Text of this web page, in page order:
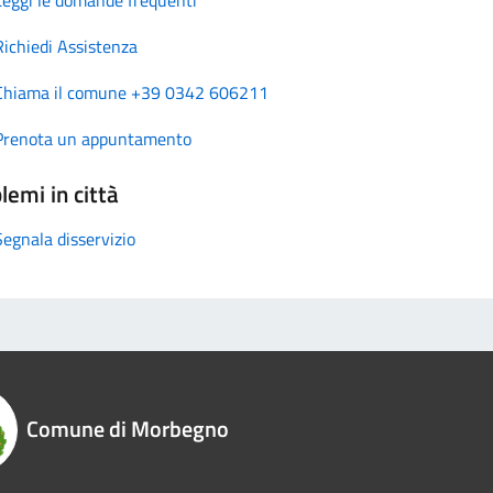
Assistenza
il comune +39 0342 606211
un appuntamento
in città
disservizio
Comune di Morbegno